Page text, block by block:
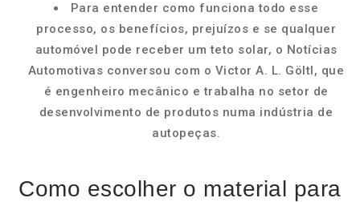
Para entender como funciona todo esse
processo, os benefícios, prejuízos e se qualquer
automóvel pode receber um teto solar, o Notícias
Automotivas conversou com o Victor A. L. Göltl, que
é engenheiro mecânico e trabalha no setor de
desenvolvimento de produtos numa indústria de
autopeças.
Como escolher o material para